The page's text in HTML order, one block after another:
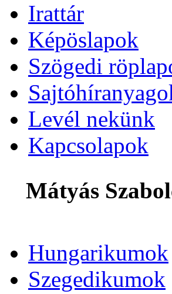
Irattár
Képöslapok
Szögedi
Levél nekünk
Kapcsolapok
Mátyás
Hungarikumok
Szegedikumok